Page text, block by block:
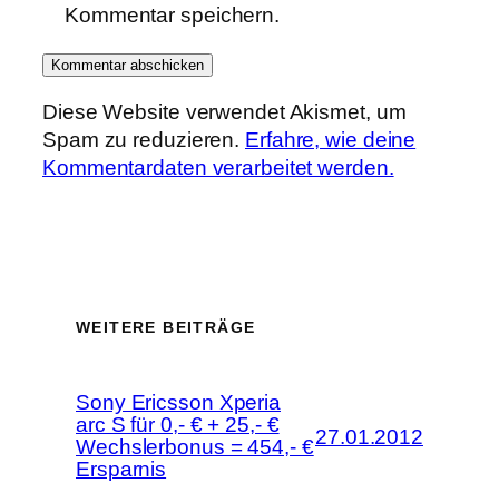
Kommentar speichern.
Diese Website verwendet Akismet, um
Spam zu reduzieren. Erfahre, wie deine
Kommentardaten verarbeitet werden.
WEITERE BEITRÄGE
Sony Ericsson Xperia
arc S für 0,- € + 25,- €
Wechslerbonus = 454,- €
Ersparnis
27.01.2012